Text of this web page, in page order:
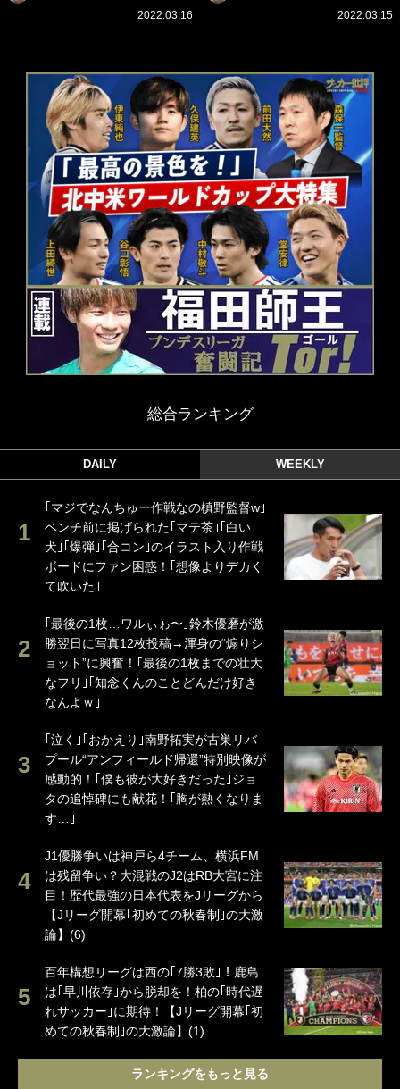
可能」にする「真の投資」の
2022.03.16
ー」に続く中東の「オイルマ
2022.03.15
総合ランキング
DAILY WEEKLY
｢マジでなんちゅー作戦なの槙野監督w｣
ベンチ前に掲げられた｢マテ茶｣｢白い
犬｣｢爆弾｣｢合コン｣のイラスト入り作戦
ボードにファン困惑！｢想像よりデカく
て吹いた｣
｢最後の1枚…ワルぃゎ〜｣鈴木優磨が激
勝翌日に写真12枚投稿→渾身の“煽りシ
ョット”に興奮！｢最後の1枚までの壮大
なフリ｣｢知念くんのことどんだけ好き
なんよｗ｣
｢泣く｣｢おかえり｣南野拓実が古巣リバ
プール“アンフィールド帰還”特別映像が
感動的！｢僕も彼が大好きだった｣ジョ
タの追悼碑にも献花！｢胸が熱くなりま
す…｣
J1優勝争いは神戸ら4チーム、横浜FM
は残留争い？大混戦のJ2はRB大宮に注
目！歴代最強の日本代表をJリーグから
【Jリーグ開幕｢初めての秋春制｣の大激
論】(6)
百年構想リーグは西の｢7勝3敗｣！鹿島
は｢早川依存｣から脱却を！柏の｢時代遅
れサッカー｣に期待！【Jリーグ開幕｢初
めての秋春制｣の大激論】(1)
ランキングをもっと見る